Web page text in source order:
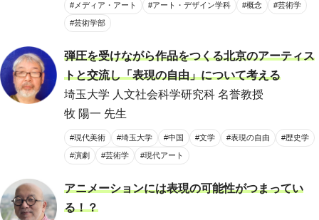
#メディア・アート #アート・デザイン学科 #概念 #芸術学
#芸術学部
弾圧を受けながら作品をつくる北京のアーティス
トと交流し「表現の自由」について考える
埼玉大学 人文社会科学研究科 名誉教授
牧 陽一 先生
#現代美術 #埼玉大学 #中国 #文学 #表現の自由 #歴史学
#演劇 #芸術学 #現代アート
アニメーションには表現の可能性がつまってい
る！？